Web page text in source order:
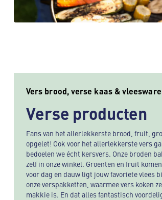
Vers brood, verse kaas &
Verse producten
Fans van het allerlekkerste brood, fruit,
opgelet! Ook voor het allerlekkerste vers
bedoelen we écht kersvers. Onze broden
zelf in onze winkel. Groenten en fruit
voor dag en dauw ligt jouw favoriete vlees
onze verspakketten, waarmee vers koken
makkie is. En dat alles fantastisch